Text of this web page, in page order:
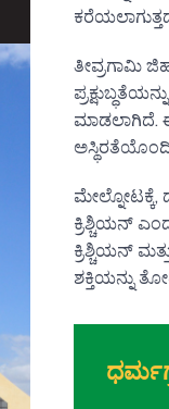
ತೀವ್ರಗಾಮಿ
ಮಾಡಲಾಗಿದೆ.
ಮೇಲ್ನೋಟಕ್ಕೆ,
ಕ್ರಿಶ್ಚಿಯನ್
ಕ್ರಿಶ್ಚಿಯನ್
ಶಕ್ತಿಯನ್ನು